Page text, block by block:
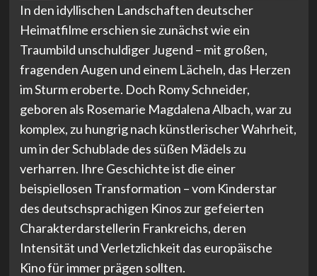
In den idyllischen Landschaften deutscher
Heimatfilme erschien sie zunächst wie ein
Traumbild unschuldiger Jugend – mit großen,
fragenden Augen und einem Lächeln, das Herzen
im Sturm eroberte. Doch Romy Schneider,
geboren als Rosemarie Magdalena Albach, war zu
komplex, zu hungrig nach künstlerischer Wahrheit,
um in der Schublade des süßen Mädels zu
verharren. Ihre Geschichte ist die einer
beispiellosen Transformation – vom Kinderstar
des deutschsprachigen Kinos zur gefeierten
Charakterdarstellerin Frankreichs, deren
Intensität und Verletzlichkeit das europäische
Kino für immer prägen sollten.